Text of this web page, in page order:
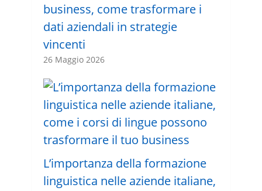
business, come trasformare i
dati aziendali in strategie
vincenti
26 Maggio 2026
L’importanza della formazione
linguistica nelle aziende italiane,